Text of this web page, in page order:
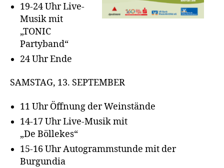
19-24 Uhr Live-
Musik mit
„TONIC
Partyband“
24 Uhr Ende
SAMSTAG, 13. SEPTEMBER
11 Uhr Öffnung der Weinstände
14-17 Uhr Live-Musik mit
„De Böllekes“
15-16 Uhr Autogrammstunde mit der
Burgundia